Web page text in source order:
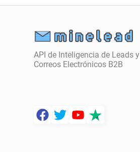
API de Inteligencia de Leads y
Correos Electrónicos B2B